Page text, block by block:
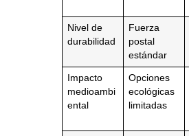
Nivel de
durabilidad
Fuerza
postal
estándar
Impacto
medioambi
ental
Opciones
ecológicas
limitadas